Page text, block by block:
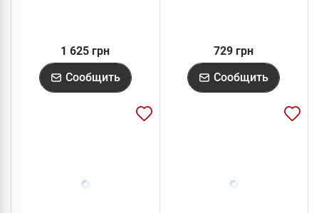
1 625 грн
Сообщить
729 грн
Сообщить